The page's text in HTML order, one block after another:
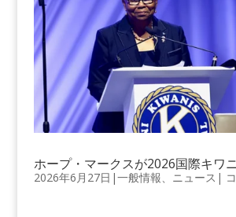
ホープ・マークスが2026国際キワ
2026年6月27日 |一般情報、 ニュース |